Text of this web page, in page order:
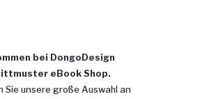
bei DongoDesign
eBook Shop.
Sie unsere große Auswahl an